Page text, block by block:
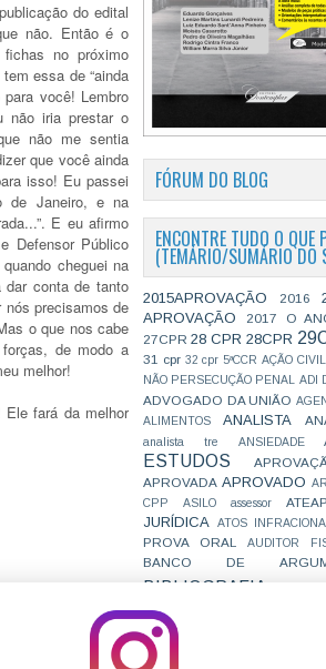
do edital
não. Então é o
no próximo
essa de “ainda
você! Lembro
não iria prestar o
não me sentia
que você ainda
isso! Eu passei
de Janeiro, e na
E eu afirmo
Defensor Público
cheguei na
dar conta de tanto
precisamos de
o que nos cabe
de modo a
melhor!
fará da melhor
FÓRUM DO BLOG
ENCONTRE TUDO O QUE
(TEMÁRIO/SUMÁRIO DO
2015APROVAÇÃO 2016
APROVAÇÃO
2017 O
27CPR 28 CPR 28CPR
31 cpr 32 cpr 5ªCCR AÇÃO
NÃO PERSECUÇÃO PENAL
ADI
ADVOGADO DA UNIÃO
ALIMENTOS ANALISTA
analista tre ANSIEDADE
ESTUDOS
APROVADA APROVADO
CPP
ASILO assessor
JURÍDICA
ATOS
PROVA ORAL
AUDITOR
BANCO DE
BIBLIOGRAFIA
VAI CAIR
JURÍDICAS
CF